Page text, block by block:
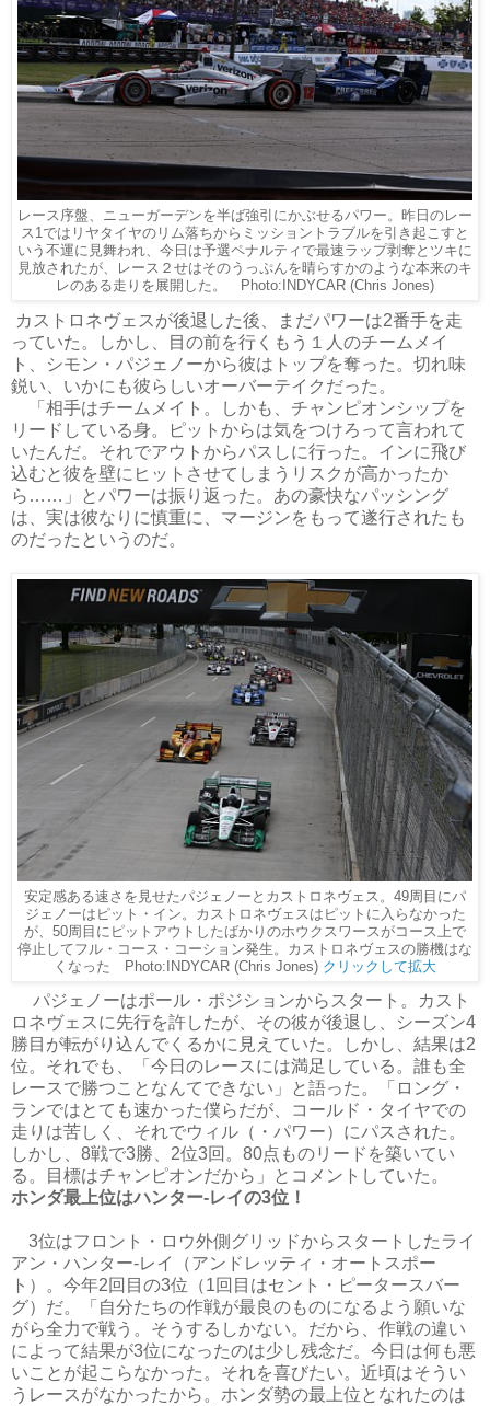
レース序盤、ニューガーデンを半ば強引にかぶせるパワー。昨日のレー
ス1ではリヤタイヤのリム落ちからミッショントラブルを引き起こすと
いう不運に見舞われ、今日は予選ペナルティで最速ラップ剥奪とツキに
見放されたが、レース２せはそのうっぷんを晴らすかのような本来のキ
レのある走りを展開した。 Photo:INDYCAR (Chris Jones)
カストロネヴェスが後退した後、まだパワーは2番手を走
っていた。しかし、目の前を行くもう１人のチームメイ
ト、シモン・パジェノーから彼はトップを奪った。切れ味
鋭い、いかにも彼らしいオーバーテイクだった。
「相手はチームメイト。しかも、チャンピオンシップを
リードしている身。ピットからは気をつけろって言われて
いたんだ。それでアウトからパスしに行った。インに飛び
込むと彼を壁にヒットさせてしまうリスクが高かったか
ら……」とパワーは振り返った。あの豪快なパッシング
は、実は彼なりに慎重に、マージンをもって遂行されたも
のだったというのだ。
安定感ある速さを見せたパジェノーとカストロネヴェス。49周目にパ
ジェノーはピット・イン。カストロネヴェスはピットに入らなかった
が、50周目にピットアウトしたばかりのホウクスワースがコース上で
停止してフル・コース・コーション発生。カストロネヴェスの勝機はな
くなった Photo:INDYCAR (Chris Jones) クリックして拡大
パジェノーはポール・ポジションからスタート。カスト
ロネヴェスに先行を許したが、その彼が後退し、シーズン4
勝目が転がり込んでくるかに見えていた。しかし、結果は2
位。それでも、「今日のレースには満足している。誰も全
レースで勝つことなんてできない」と語った。「ロング・
ランではとても速かった僕らだが、コールド・タイヤでの
走りは苦しく、それでウィル（・パワー）にパスされた。
しかし、8戦で3勝、2位3回。80点ものリードを築いてい
る。目標はチャンピオンだから」とコメントしていた。
ホンダ最上位はハンター‐レイの3位！
3位はフロント・ロウ外側グリッドからスタートしたライ
アン・ハンター-レイ（アンドレッティ・オートスポー
ト）。今年2回目の3位（1回目はセント・ピータースバー
グ）だ。「自分たちの作戦が最良のものになるよう願いな
がら全力で戦う。そうするしかない。だから、作戦の違い
によって結果が3位になったのは少し残念だ。今日は何も悪
いことが起こらなかった。それを喜びたい。近頃はそうい
うレースがなかったから。ホンダ勢の最上位となれたのは